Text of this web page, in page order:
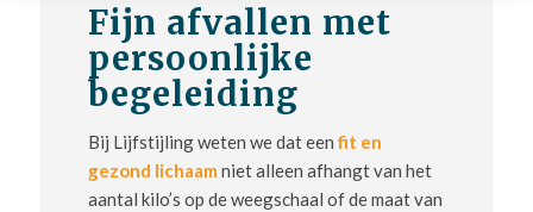
Fijn afvallen met
persoonlijke
begeleiding
Bij Lijfstijling weten we dat eenfit en
gezond lichaam niet alleen afhangt van het
aantal kilo’s op de weegschaal of de maat van